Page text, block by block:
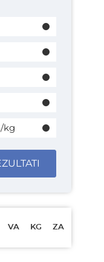
kg
VA KG ZA